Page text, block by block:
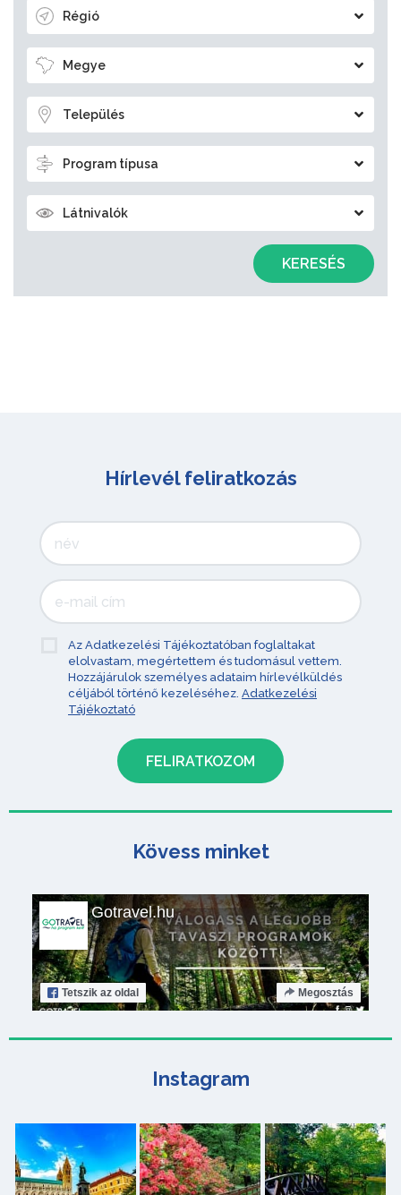
Régió
Megye
Település
Program típusa
Látnivalók
KERESÉS
Hírlevél feliratkozás
Az Adatkezelési Tájékoztatóban foglaltakat
elolvastam, megértettem és tudomásul vettem.
Hozzájárulok személyes adataim hírlevélküldés
céljából történő kezeléséhez. Adatkezelési
Tájékoztató
Kövess minket
Gotravel.hu
Tetszik az oldal Megosztás
Instagram